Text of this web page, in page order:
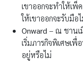
เขาออกจะทำให้เ
ให้เขาออกจะรับมือ
Onward – ณ ชานเ
เริ่มภารกิจพิเศษเ
อยู่หรือไม่